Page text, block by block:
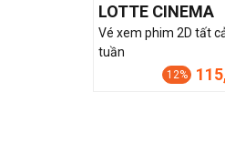
LOTTE CINEMA
Vé xem phim 2D tất
tuần
12%